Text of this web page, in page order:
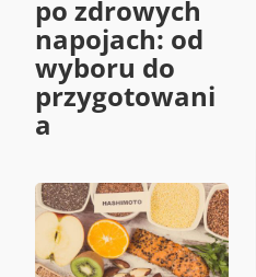
po zdrowych
napojach: od
wyboru do
przygotowani
a